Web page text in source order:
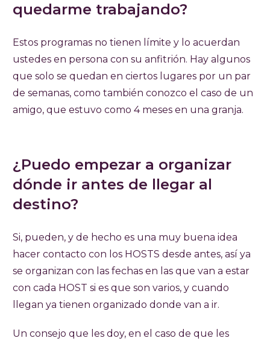
quedarme trabajando?
Estos programas no tienen límite y lo acuerdan
ustedes en persona con su anfitrión. Hay algunos
que solo se quedan en ciertos lugares por un par
de semanas, como también conozco el caso de un
amigo, que estuvo como 4 meses en una granja.
¿Puedo empezar a organizar
dónde ir antes de llegar al
destino?
Si, pueden, y de hecho es una muy buena idea
hacer contacto con los HOSTS desde antes, así ya
se organizan con las fechas en las que van a estar
con cada HOST si es que son varios, y cuando
llegan ya tienen organizado donde van a ir.
Un consejo que les doy, en el caso de que les